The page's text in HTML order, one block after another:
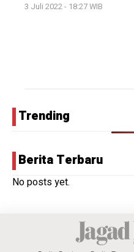
3 Juli 2022 - 18:27 WIB
Trending
Berita Terbaru
No posts yet.